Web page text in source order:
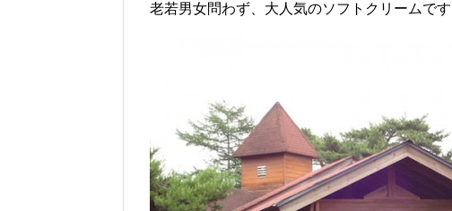
老若男女問わず、大人気のソフトクリームです